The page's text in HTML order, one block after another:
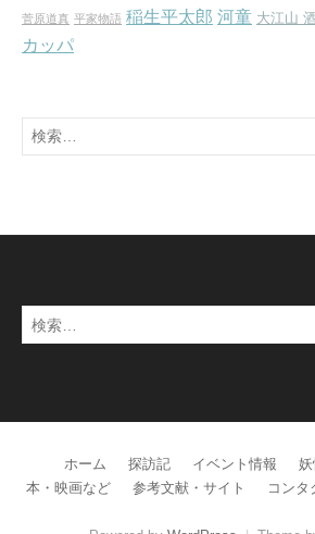
菅原道真 平家物語 稲生平太郎 河童 大江山
カッパ
検
索:
検
索:
ホーム 探訪記 イベント情報
本・映画など
参考文献・サイト コンタ